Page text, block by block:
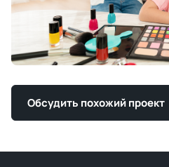
Обсудить похожий проект